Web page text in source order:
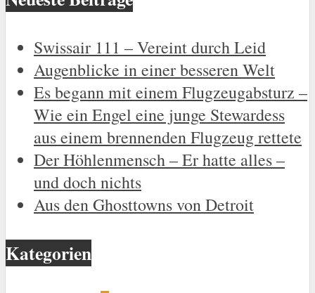
Swissair 111 – Vereint durch Leid
Augenblicke in einer besseren Welt
Es begann mit einem Flugzeugabsturz –
Wie ein Engel eine junge Stewardess
aus einem brennenden Flugzeug rettete
Der Höhlenmensch – Er hatte alles –
und doch nichts
Aus den Ghosttowns von Detroit
Kategorien